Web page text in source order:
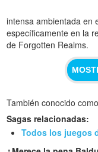
intensa ambientada en
específicamente en la
de Forgotten Realms.
También conocido como
Sagas relacionadas:
Todos los juegos